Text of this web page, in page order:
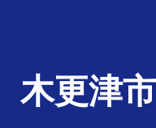
木更津